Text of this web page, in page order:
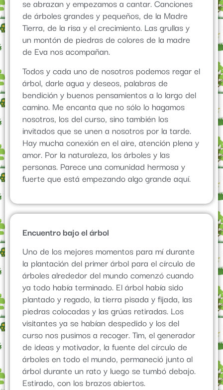
se abrazan y empezamos a cantar. Canciones
de árboles grandes y pequeños, de la Madre
Tierra, de la risa y el crecimiento. Las grullas y
un montón de piedras de colores de la madre
de Eva nos acompañan.
Todos y cada uno de nosotros podemos regar el
árbol, darle agua y deseos, palabras de
bendición y buenos pensamientos a lo largo del
camino. Me encanta que no sólo lo hagamos
nosotros, los del curso, sino también los
invitados que se unen a nosotros por la tarde.
Hay mucha conexión en el aire, atención plena y
amor. Por la naturaleza, los árboles y las
personas. Parece una comunidad hermosa y
fuerte que está empezando algo grande aquí.
Encuentro bajo el árbol
Uno de los mejores momentos para mí durante
la plantación del primer árbol para el círculo de
árboles alrededor del mundo comenzó cuando
ya todo había terminado. El árbol había sido
plantado y regado, la tierra pisada y fijada, las
piedras colocadas y las grúas retiradas. Los
visitantes ya se habían despedido y los del
curso nos pusimos a recoger. Tim, el generador
de ideas y motivador, la fuente del círculo de
árboles en todo el mundo, permaneció junto al
árbol durante un rato y luego se tumbó debajo.
Estirado, con los brazos abiertos.